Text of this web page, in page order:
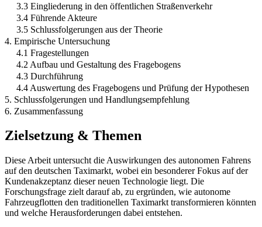
3.3 Eingliederung in den öffentlichen Straßenverkehr
3.4 Führende Akteure
3.5 Schlussfolgerungen aus der Theorie
4. Empirische Untersuchung
4.1 Fragestellungen
4.2 Aufbau und Gestaltung des Fragebogens
4.3 Durchführung
4.4 Auswertung des Fragebogens und Prüfung der Hypothesen
5. Schlussfolgerungen und Handlungsempfehlung
6. Zusammenfassung
Zielsetzung & Themen
Diese Arbeit untersucht die Auswirkungen des autonomen Fahrens
auf den deutschen Taximarkt, wobei ein besonderer Fokus auf der
Kundenakzeptanz dieser neuen Technologie liegt. Die
Forschungsfrage zielt darauf ab, zu ergründen, wie autonome
Fahrzeugflotten den traditionellen Taximarkt transformieren könnten
und welche Herausforderungen dabei entstehen.